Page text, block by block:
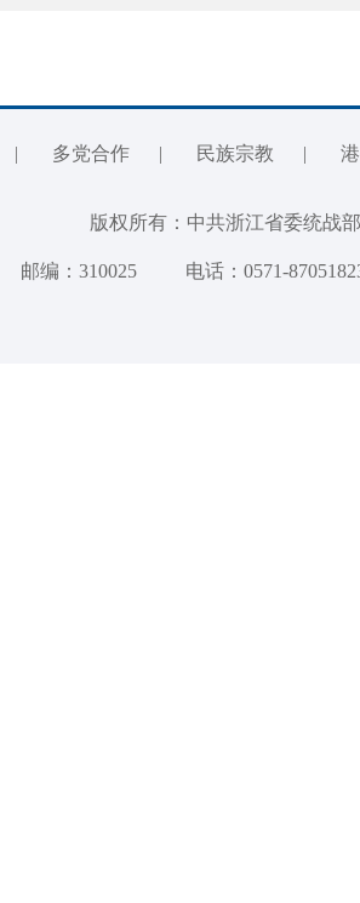
| 多党合作 | 民族宗教 |
版权所有：中共浙江省委统
邮编：310025 电话：0571-